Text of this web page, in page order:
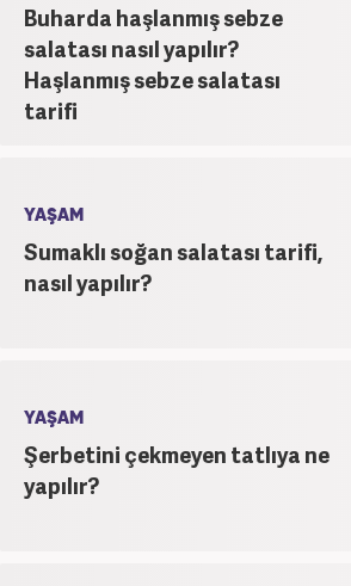
Buharda haşlanmış sebze
salatası nasıl yapılır?
Haşlanmış sebze salatası
tarifi
YAŞAM
Sumaklı soğan salatası tarifi,
nasıl yapılır?
YAŞAM
Şerbetini çekmeyen tatlıya ne
yapılır?